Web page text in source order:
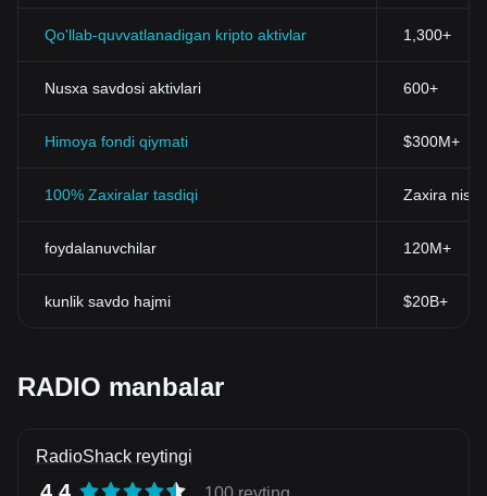
Qo'llab-quvvatlanadigan kripto aktivlar 1,300+
Nusxa savdosi aktivlari 600+
Himoya fondi qiymati $300M+
100% Zaxiralar tasdiqi Zaxira
foydalanuvchilar 120M+
kunlik savdo hajmi $20B+
RADIO manbalar
RadioShack reytingi